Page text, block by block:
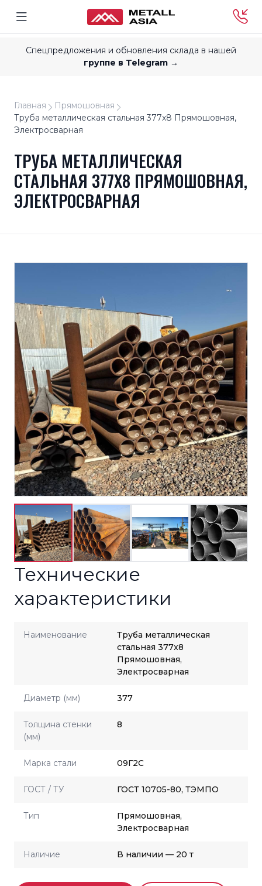
Спецпредложения и обновления склада в нашей
группе в Telegram →
Главная
Прямошовная
Труба металлическая стальная 377x8 Прямошовная,
Электросварная
ТРУБА МЕТАЛЛИЧЕСКАЯ
СТАЛЬНАЯ 377X8 ПРЯМОШОВНАЯ,
ЭЛЕКТРОСВАРНАЯ
Технические
характеристики
Наименование
Труба металлическая
стальная 377x8
Прямошовная,
Электросварная
Диаметр (мм) 377
Толщина стенки
(мм)
8
Марка стали 09Г2С
ГОСТ / ТУ ГОСТ 10705-80, ТЭМПО
Тип
Прямошовная,
Электросварная
Наличие В наличии — 20 т